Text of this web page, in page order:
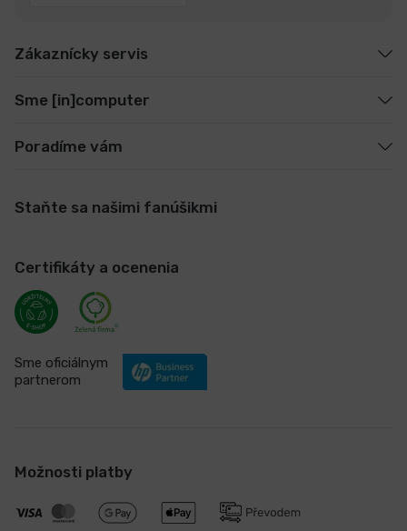
Zákaznícky servis
Sme [in]computer
Poradíme vám
Staňte sa našimi fanúšikmi
Certifikáty a ocenenia
Sme oficiálnym
partnerom
Možnosti platby